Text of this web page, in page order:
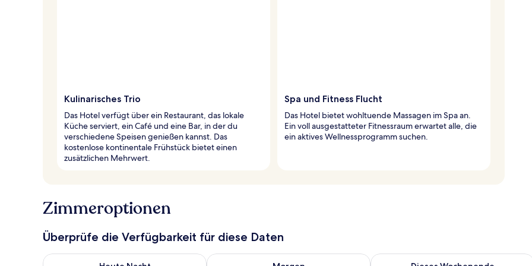
Kulinarisches Trio
Das Hotel verfügt über ein Restaurant, das lokale
Küche serviert, ein Café und eine Bar, in der du
verschiedene Speisen genießen kannst. Das
kostenlose kontinentale Frühstück bietet einen
zusätzlichen Mehrwert.
Spa und Fitness Flucht
Das Hotel bietet wohltuende Massagen im Spa an.
Ein voll ausgestatteter Fitnessraum erwartet alle, die
ein aktives Wellnessprogramm suchen.
Zimmeroptionen
Überprüfe die Verfügbarkeit für diese Daten
Überprüfe die Verfügbarkeit für heute Nacht, Aug. 7 - Aug. 8.Überprüfe die Verfügbarkeit für morgen, Aug. 8 - Aug. 9.
Überprüfe die Verfügbarkeit für